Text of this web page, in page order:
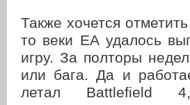
Также хочется
то веки ЕА удалось
игру. За полторы
или бага. Да и
летал Battlefield